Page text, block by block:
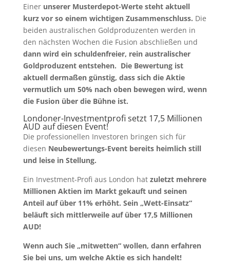
Einer unserer Musterdepot-Werte steht aktuell
kurz vor so einem wichtigen Zusammenschluss. Die
beiden australischen Goldproduzenten werden in
den nächsten Wochen die Fusion abschließen und
dann wird ein schuldenfreier, rein australischer
Goldproduzent entstehen. Die Bewertung ist
aktuell dermaßen günstig, dass sich die Aktie
vermutlich um 50% nach oben bewegen wird, wenn
die Fusion über die Bühne ist.
Londoner-Investmentprofi setzt 17,5 Millionen
AUD auf diesen Event!
Die professionellen Investoren bringen sich für
diesen Neubewertungs-Event bereits heimlich still
und leise in Stellung.
Ein Investment-Profi aus London hatzuletzt mehrere
Millionen Aktien im Markt gekauft und seinen
Anteil auf über 11% erhöht. Sein „Wett-Einsatz“
beläuft sich mittlerweile auf über 17,5 Millionen
AUD!
Wenn auch Sie „mitwetten“ wollen, dann erfahren
Sie bei uns, um welche Aktie es sich handelt!